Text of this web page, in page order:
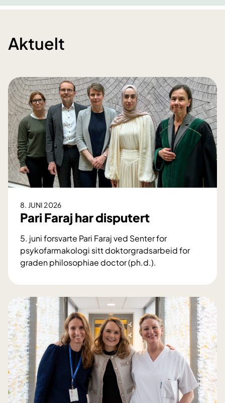
Aktuelt
8. JUNI 2026
Pari Faraj har disputert
5. juni forsvarte Pari Faraj ved Senter for
psykofarmakologi sitt doktorgradsarbeid for
graden philosophiae doctor (ph.d.).
a
r
F
a
r
a
j
h
a